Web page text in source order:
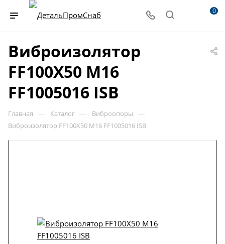
0
Виброизолятор
FF100X50 M16
FF1005016 ISB
Главная — Каталог — Виброопоры —
Виброизолятор FF100X50 M16 FF1005016 ISB